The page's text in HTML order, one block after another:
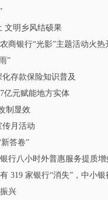
文明乡风结硕果
商银行“光影”主题活动火热
”
存款保险知识普及
亿元赋能地方实体
制显效
传月活动
答卷”
行八小时外普惠服务提质增
319 家银行“消失”，中小
兴